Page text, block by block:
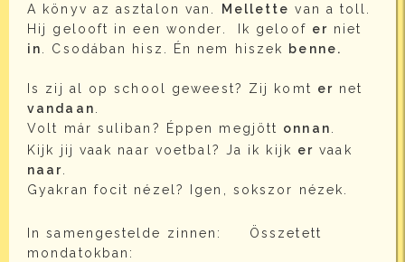
A könyv az asztalon van. Mellette van a toll.
Hij gelooft in een wonder. Ik geloof er niet
in
. Csodában hisz. Én nem hiszek benne.
Is zij al op school geweest? Zij komt er net
vandaan
Volt már suliban? Éppen megjött onnan
Kijk jij vaak naar voetbal? Ja ik kijk er vaak
naar
Gyakran focit nézel? Igen, sokszor nézek.
In samengestelde zinnen: Összetett
mondatokban: